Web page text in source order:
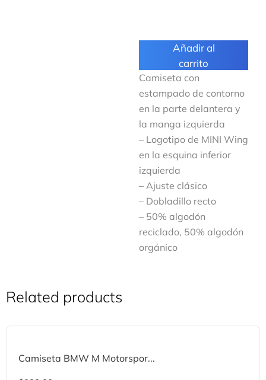
Añadir al
carrito
Camiseta con
estampado de contorno
en la parte delantera y
la manga izquierda
– Logotipo de MINI Wing
en la esquina inferior
izquierda
– Ajuste clásico
– Dobladillo recto
– 50% algodón
reciclado, 50% algodón
orgánico
Related products
Camiseta BMW M Motorspor...